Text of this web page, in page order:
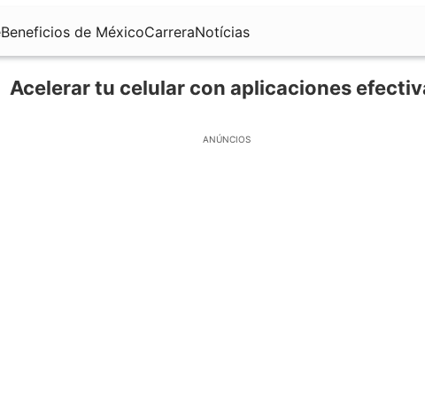
Beneficios de MéxicoCarreraNotícias
Acelerar tu celular con aplicaciones
ANÚNCIOS